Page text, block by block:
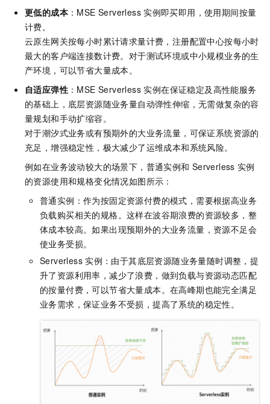
更低的成本 ：MSE Serverless 实例即买即用，使用期间按量
计费。
云原生网关按每小时累计请求量计费，注册配置中心按每小时
最大的客户端连接数计费。对于测试环境或中小规模业务的生
产环境，可以节省大量成本。
自适应弹性 ：MSE Serverless 实例在保证稳定及高性能服务
的基础上，底层资源随业务量自动弹性伸缩，无需做复杂的容
量规划和手动扩缩容。
对于潮汐式业务或有预期外的大业务流量，可保证系统资源的
充足，增强稳定性，极大减少了运维成本和系统风险。
例如在业务波动较大的场景下，普通实例和 Serverless 实例
的资源使用和规格变化情况如图所示：
普通实例：作为按固定资源付费的模式，需要根据高业务
负载购买相关的规格。这样在波谷期浪费的资源较多，整
体成本较高。如果出现预期外的大业务流量，资源不足会
使业务受损。
Serverless 实例：由于其底层资源随业务量随时调整，提
升了资源利用率，减少了浪费，做到负载与资源动态匹配
的按量付费，可以节省大量成本。在高峰期也能完全满足
业务需求，保证业务不受损，提高了系统的稳定性。